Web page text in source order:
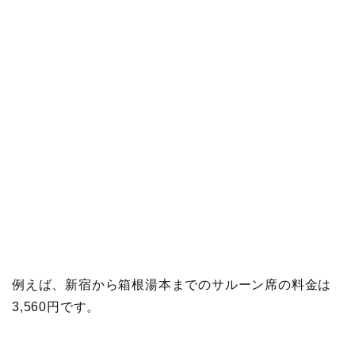
例えば、新宿から箱根湯本までのサルーン席の料金は
3,560円です。